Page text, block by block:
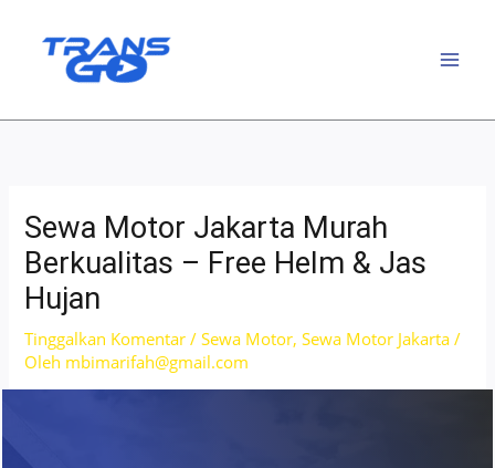
Sewa Motor Jakarta Murah
Berkualitas – Free Helm & Jas
Hujan
Tinggalkan Komentar /Sewa Motor,Sewa Motor Jakarta /
Oleh mbimarifah@gmail.com